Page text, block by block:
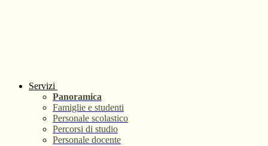
Servizi
Panoramica
Famiglie e studenti
Personale scolastico
Percorsi di studio
Personale docente